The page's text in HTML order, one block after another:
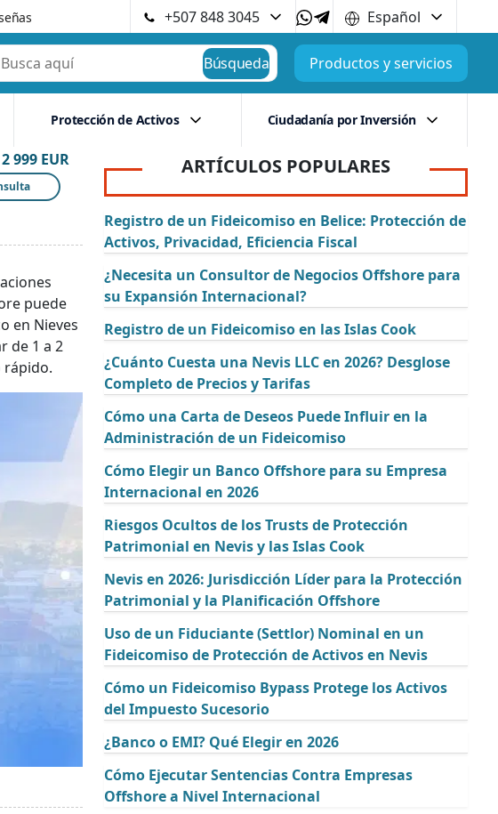
+507 848 3045
Español
Búsqueda Productos y servicios
Protección de Activos Ciudadanía por Inversión
999 EUR
puede
en Nieves
de 1 a 2
rápido.
ARTÍCULOS POPULARES
Registro de un Fideicomiso en Belice: Protección de
Activos, Privacidad, Eficiencia Fiscal
¿Necesita un Consultor de Negocios Offshore para
su Expansión Internacional?
Registro de un Fideicomiso en las Islas Cook
¿Cuánto Cuesta una Nevis LLC en 2026? Desglose
Completo de Precios y Tarifas
Cómo una Carta de Deseos Puede Influir en la
Administración de un Fideicomiso
Cómo Elegir un Banco Offshore para su Empresa
Internacional en 2026
Riesgos Ocultos de los Trusts de Protección
Patrimonial en Nevis y las Islas Cook
Nevis en 2026: Jurisdicción Líder para la Protección
Patrimonial y la Planificación Offshore
Uso de un Fiduciante (Settlor) Nominal en un
Fideicomiso de Protección de Activos en Nevis
Cómo un Fideicomiso Bypass Protege los Activos
del Impuesto Sucesorio
¿Banco o EMI? Qué Elegir en 2026
Cómo Ejecutar Sentencias Contra Empresas
Offshore a Nivel Internacional